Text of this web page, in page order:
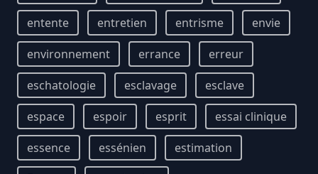
entente
entretien entrisme
envie
environnement
errance
erreur
eschatologie
esclavage
esclave
espace
espoir esprit
essai clinique
essence
essénien
estimation